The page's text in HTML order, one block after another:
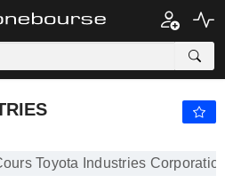
TOYOTA INDUSTRIES CORPORATION 20 450,00 ¥ -
Toyota Industries